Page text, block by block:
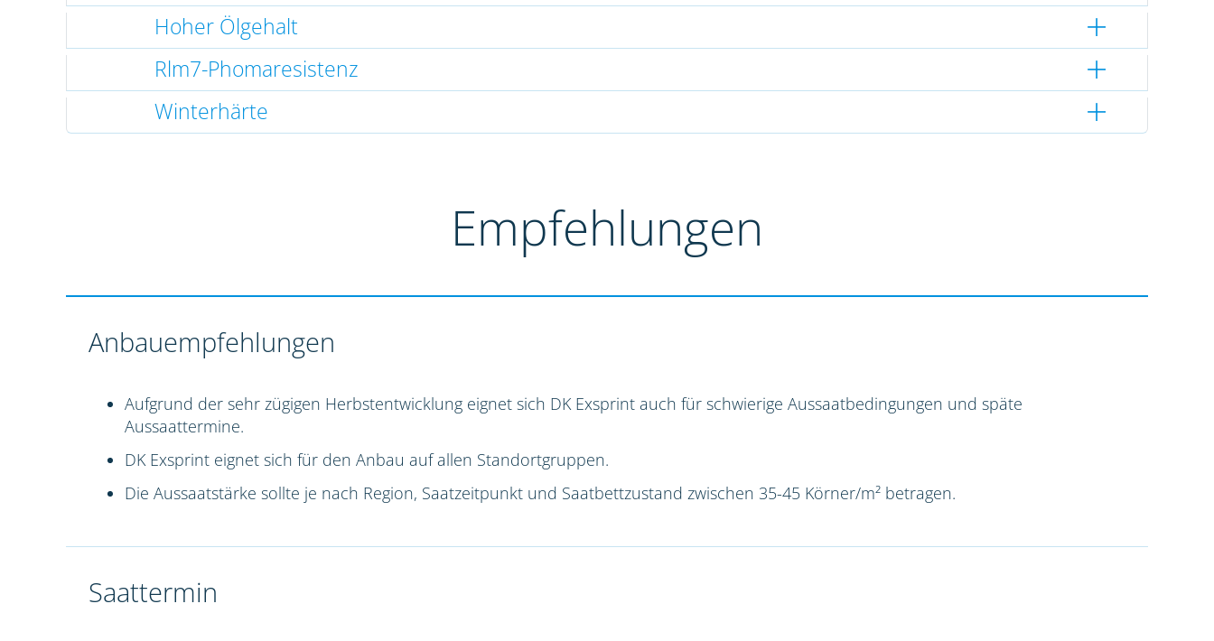
Hoher Ölgehalt
Rlm7-Phomaresistenz
Winterhärte
Empfehlungen
Anbauempfehlungen
Aufgrund der sehr zügigen Herbstentwicklung eignet sich DK Exsprint auch für schwierige Aussaatbedingungen und späte
Aussaattermine.
DK Exsprint eignet sich für den Anbau auf allen Standortgruppen.
Die Aussaatstärke sollte je nach Region, Saatzeitpunkt und Saatbettzustand zwischen 35-45 Körner/m² betragen.
Saattermin